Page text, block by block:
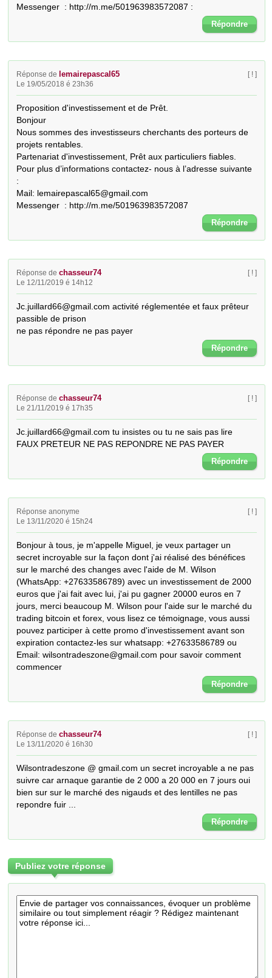
Messenger  : http://m.me/501963983572087 :
Répondre
Réponse de lemairepascal65
Le 19/05/2018 é 23h36
[ ! ]
Proposition d'investissement et de Prêt.
Bonjour
Nous sommes des investisseurs cherchants des porteurs de
projets rentables.
Partenariat d'investissement, Prêt aux particuliers fiables.
Pour plus d’informations contactez- nous à l’adresse suivante
:
Mail: lemairepascal65@gmail.com
Messenger  : http://m.me/501963983572087
Répondre
Réponse dechasseur74
Le 12/11/2019 é 14h12
[ ! ]
Jc.juillard66@gmail.com activité réglementée et faux prêteur
passible de prison
ne pas répondre ne pas payer
Répondre
Réponse dechasseur74
Le 21/11/2019 é 17h35
[ ! ]
Jc.juillard66@gmail.com tu insistes ou tu ne sais pas lire
FAUX PRETEUR NE PAS REPONDRE NE PAS PAYER
Répondre
Réponse anonyme
Le 13/11/2020 é 15h24
[ ! ]
Bonjour à tous, je m'appelle Miguel, je veux partager un
secret incroyable sur la façon dont j'ai réalisé des bénéfices
sur le marché des changes avec l'aide de M. Wilson
(WhatsApp: +27633586789) avec un investissement de 2000
euros que j'ai fait avec lui, j'ai pu gagner 20000 euros en 7
jours, merci beaucoup M. Wilson pour l'aide sur le marché du
trading bitcoin et forex, vous lisez ce témoignage, vous aussi
pouvez participer à cette promo d'investissement avant son
expiration contactez-les sur whatsapp: +27633586789 ou
Email: wilsontradeszone@gmail.com pour savoir comment
commencer
Répondre
Réponse dechasseur74
Le 13/11/2020 é 16h30
[ ! ]
Wilsontradeszone @ gmail.com un secret incroyable a ne pas
suivre car arnaque garantie de 2 000 a 20 000 en 7 jours oui
bien sur sur le marché des nigauds et des lentilles ne pas
repondre fuir ...
Répondre
Publiez votre réponse